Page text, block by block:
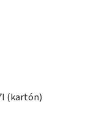
(kartón)